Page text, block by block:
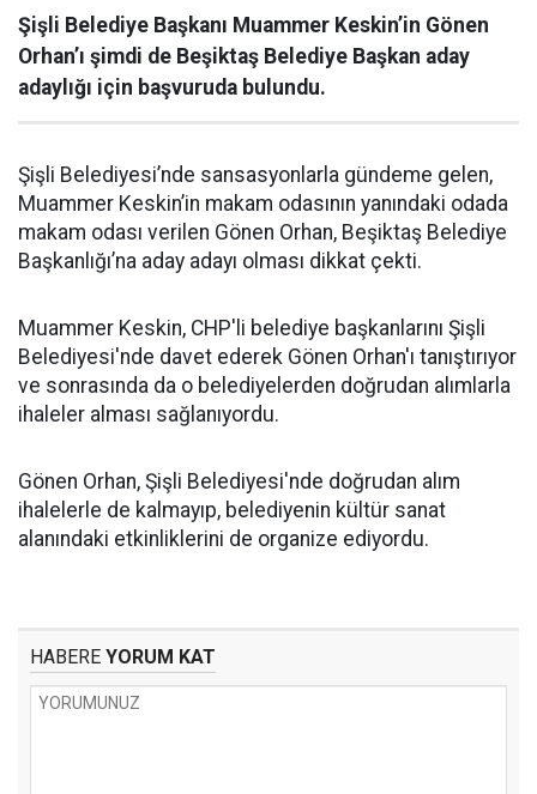
Şişli Belediye Başkanı Muammer Keskin’in Gönen
Orhan’ı şimdi de Beşiktaş Belediye Başkan aday
adaylığı için başvuruda bulundu.
Şişli Belediyesi’nde sansasyonlarla gündeme gelen,
Muammer Keskin’in makam odasının yanındaki odada
makam odası verilen Gönen Orhan, Beşiktaş Belediye
Başkanlığı’na aday adayı olması dikkat çekti.
Muammer Keskin, CHP'li belediye başkanlarını Şişli
Belediyesi'nde davet ederek Gönen Orhan'ı tanıştırıyor
ve sonrasında da o belediyelerden doğrudan alımlarla
ihaleler alması sağlanıyordu.
Gönen Orhan, Şişli Belediyesi'nde doğrudan alım
ihalelerle de kalmayıp, belediyenin kültür sanat
alanındaki etkinliklerini de organize ediyordu.
HABERE YORUM KAT